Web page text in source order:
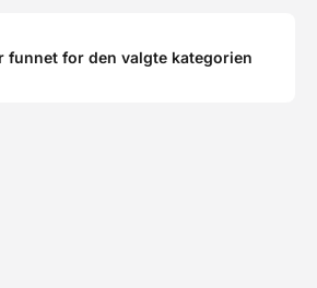
funnet for den valgte kategorien